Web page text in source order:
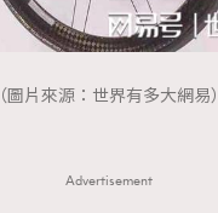
（圖片來源：世界有多大網易）
Advertisement